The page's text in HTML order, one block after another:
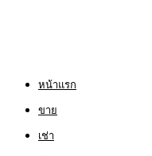
หน้าแรก
ขาย
เช่า